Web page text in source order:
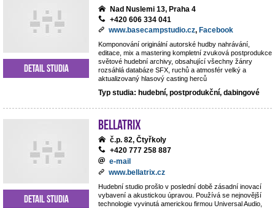
Nad Nuslemi 13, Praha 4
+420 606 334 041
www.basecampstudio.cz, Facebook
Komponování originální autorské hudby nahrávání,
editace, mix a mastering kompletní zvuková postprodukce
světové hudební archivy, obsahující všechny žánry
rozsáhlá databáze SFX, ruchů a atmosfér velký a
aktualizovaný hlasový casting herců
Typ studia: hudební, postprodukční, dabingové
Detail studia
BELLATRIX
č.p. 82, Čtyřkoly
+420 777 258 887
e-mail
www.bellatrix.cz
Hudební studio prošlo v poslední době zásadní inovací
vybavení a akustickou úpravou. Používá se nejnovější
technologie vyvinutá americkou firmou Universal Audio,
Detail studia